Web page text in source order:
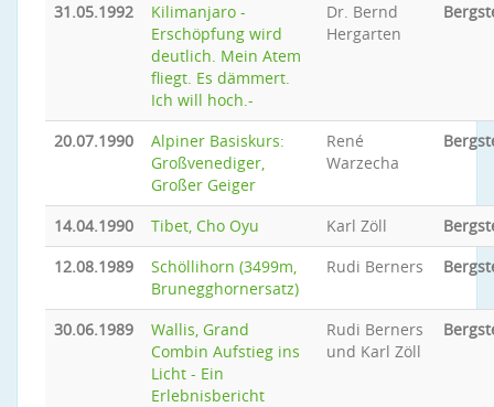
31.05.1992
Kilimanjaro -
Erschöpfung wird
deutlich. Mein Atem
fliegt. Es dämmert.
Ich will hoch.-
Dr. Bernd
Hergarten
20.07.1990
Alpiner Basiskurs:
Großvenediger,
Großer Geiger
René
Warzecha
14.04.1990 Tibet, Cho Oyu Karl Zöll
12.08.1989
Schöllihorn (3499m,
Brunegghornersatz)
Rudi Berners
30.06.1989
Wallis, Grand
Combin Aufstieg ins
Licht - Ein
Erlebnisbericht
Rudi Berners
und Karl Zöll